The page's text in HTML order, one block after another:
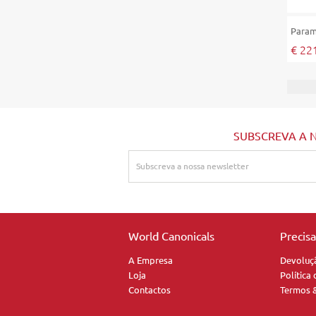
€
SUBSCREVA A
World Canonicals
A Empresa
Loja
Contactos
Política
Termos